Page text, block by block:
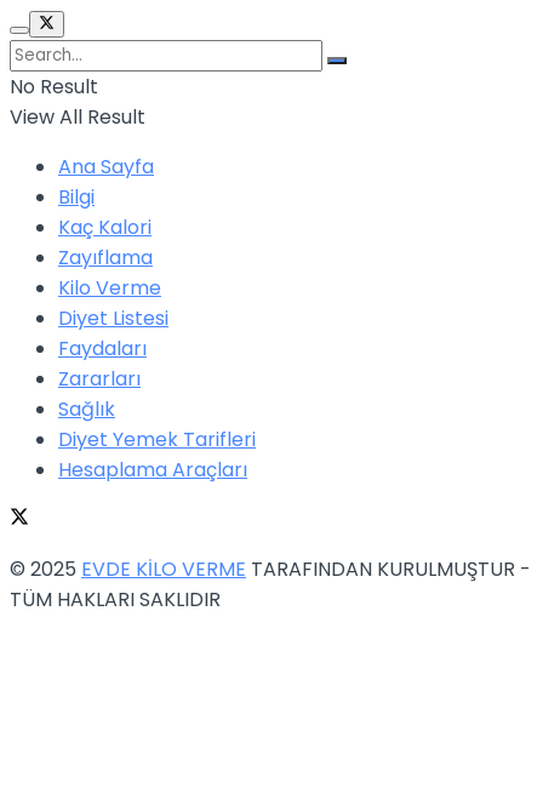
No Result
View All Result
Ana Sayfa
Bilgi
Kaç Kalori
Zayıflama
Kilo Verme
Diyet Listesi
Faydaları
Zararları
Sağlık
Diyet Yemek Tarifleri
Hesaplama Araçları
© 2025 EVDE KİLO VERME TARAFINDAN KURULMUŞTUR -
TÜM HAKLARI SAKLIDIR